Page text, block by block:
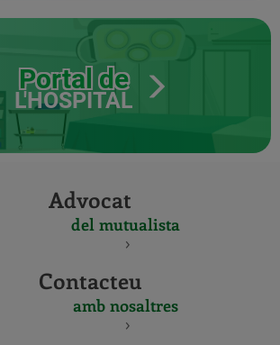
Portal de
L'HOSPITAL
Advocat
del mutualista
Contacteu
amb nosaltres